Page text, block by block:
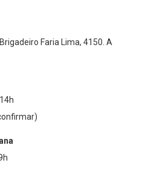
Faria Lima, 4150. A